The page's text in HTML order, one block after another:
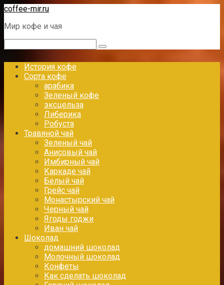
Перейти
контенту
coffee-mir.ru
Мир кофе и чая
История кофе
Сорта кофе
арабика
Зеленый кофе
эксцельза
Либерика
Робуста
Травяной чай
Зеленый чай
Анисовый чай
Имбирный чай
Каркаде чай
Белый чай
Грейс чай
Монастырский чай
Черный чай
Ягоды годжи
Иван чай
Шоколад
домашний шоколад
Молочный шоколад
Конфеты
Как сделать шоколад